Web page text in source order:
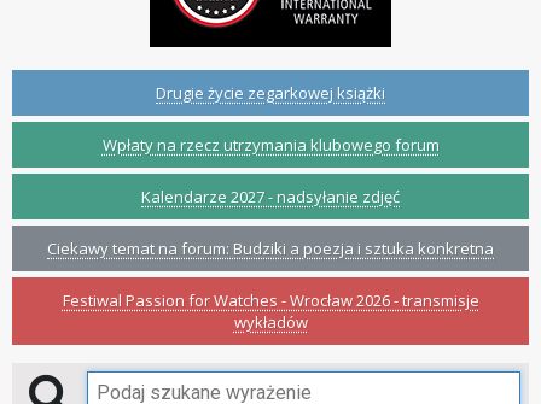
Drugie życie zegarkowej książki
Wpłaty na rzecz utrzymania klubowego forum
Kalendarze 2027 - nadsyłanie zdjęć
Ciekawy temat na forum: Budziki a poezja i sztuka konkretna
Festiwal Passion for Watches - Wrocław 2026 - transmisje
wykładów